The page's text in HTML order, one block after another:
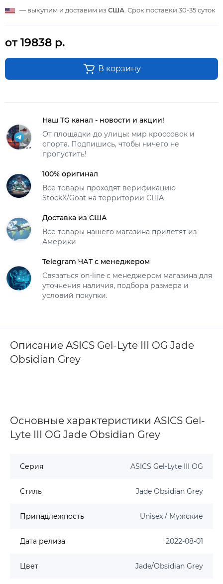
— выкупим и доставим из США . Срок поставки 30-35 суток
от 19838 р.
В корзину
Наш TG канал - новости и акции!
От площадки до улицы: мир кроссовок и
спорта. Подпишись, чтобы ничего не
пропустить!
100% оригинал
Все товары проходят верификацию
StockX/Goat на территории США
Доставка из США
Все товары нашего магазина прилетят из
Америки
Telegram ЧАТ с менеджером
Связаться on-line с менеджером магазина для
уточнения наличия, подбора размера и
условий покупки.
Описание ASICS Gel-Lyte III OG Jade
Obsidian Grey
Основные характеристики ASICS Gel-
Lyte III OG Jade Obsidian Grey
Серия ASICS Gel-Lyte III OG
Стиль Jade Obsidian Grey
Принадлежность Unisex / Мужские
Дата релиза 2022-08-01
Цвет Jade/Obsidian Grey